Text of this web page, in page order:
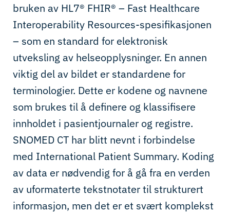
bruken av HL7® FHIR® – Fast Healthcare
Interoperability Resources-spesifikasjonen
– som en standard for elektronisk
utveksling av helseopplysninger. En annen
viktig del av bildet er standardene for
terminologier. Dette er kodene og navnene
som brukes til å definere og klassifisere
innholdet i pasientjournaler og registre.
SNOMED CT har blitt nevnt i forbindelse
med International Patient Summary. Koding
av data er nødvendig for å gå fra en verden
av uformaterte tekstnotater til strukturert
informasjon, men det er et svært komplekst